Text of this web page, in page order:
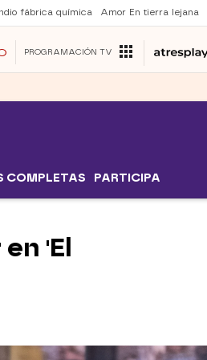
fábrica química Amor En tierra lejana
PROGRAMACIÓN TV
COMPLETAS PARTICIPA
'El